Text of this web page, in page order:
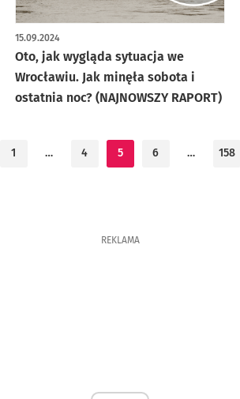
Oto, jak wygląda sytuacja we
Wrocławiu. Jak minęła sobota i
ostatnia noc? (NAJNOWSZY RAPORT)
15.09.2024
1 … 4 5 6 … 158
REKLAMA